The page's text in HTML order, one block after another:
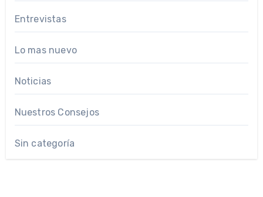
Entrevistas
Lo mas nuevo
Noticias
Nuestros Consejos
Sin categoría